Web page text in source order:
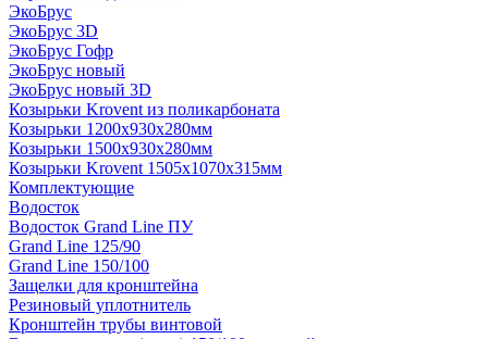
ЭкоБрус
ЭкоБрус 3D
ЭкоБрус Гофр
ЭкоБрус новый
ЭкоБрус новый 3D
Козырьки Krovent из поликарбоната
Козырьки 1200х930х280мм
Козырьки 1500х930х280мм
Козырьки Krovent 1505х1070х315мм
Комплектующие
Водосток
Водосток Grand Line ПУ
Grand Line 125/90
Grand Line 150/100
Защелки для кронштейна
Резиновый уплотнитель
Кронштейн трубы винтовой